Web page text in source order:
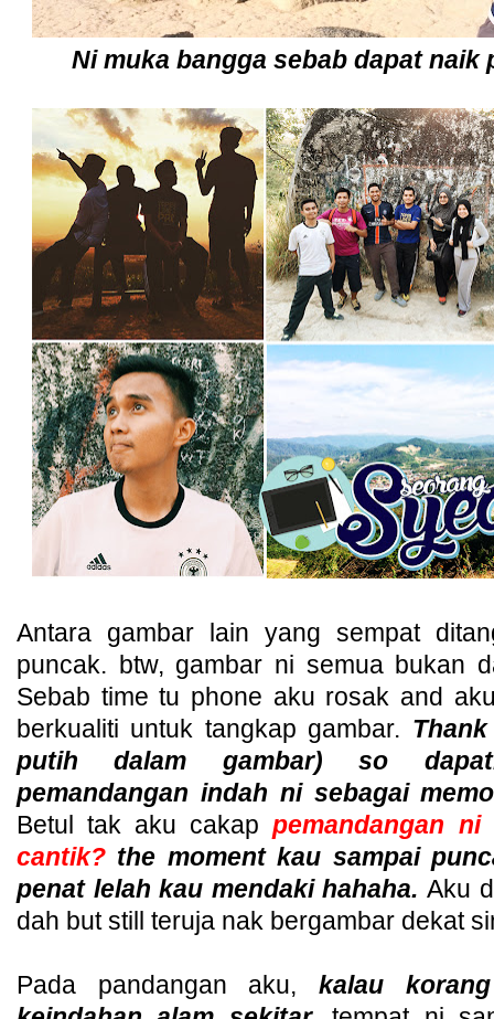
Ni muka bangga sebab dapat naik
Antara gambar lain yang sempat
puncak. btw, gambar ni semua bukan
Sebab time tu phone aku rosak and
berkualiti untuk tangkap gambar.
putih dalam gambar) so
pemandangan indah ni sebagai
Betul tak aku cakappemandangan
cantik? the moment kau sampai
penat lelah kau mendaki hahaha. Aku
dah but still teruja nak bergambar dekat
Pada pandangan aku, kalau